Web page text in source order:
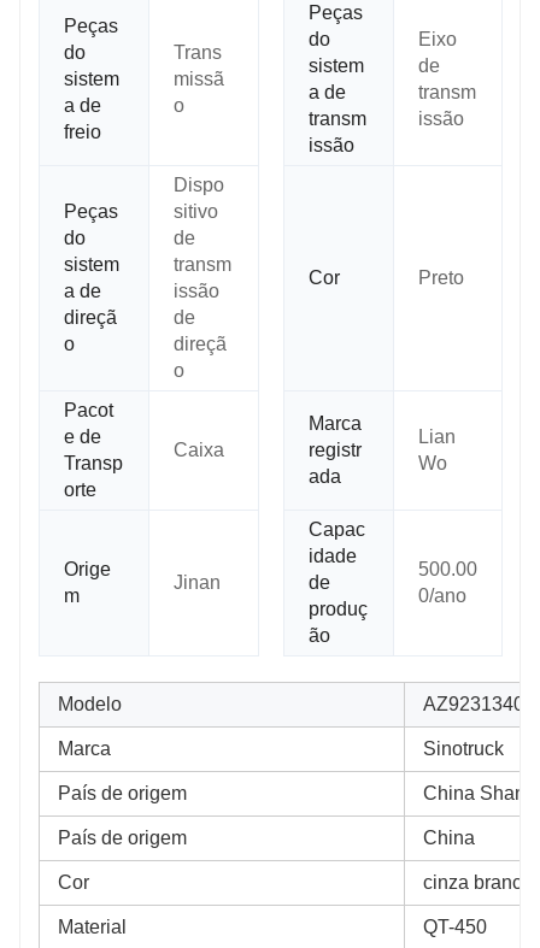
Peças
do
sistem
a de
freio
Trans
missã
o
Peças
do
sistem
a de
transm
issão
Eixo
de
transm
issão
Peças
do
sistem
a de
direçã
o
Dispo
sitivo
de
transm
issão
de
direçã
o
Cor Preto
Pacot
e de
Transp
orte
Caixa
Marca
registr
ada
Lian
Wo
Orige
m
Jinan
Capac
idade
de
produç
ão
500.00
0/ano
Modelo
Marca Sinotruck
País de origem China
País de origem China
Cor cinza branco
Material QT-450